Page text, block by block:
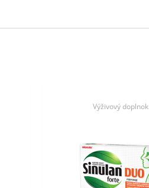
Výživový doplnok